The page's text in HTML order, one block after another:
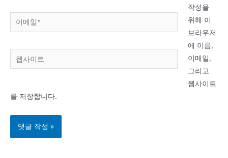
메
사
트
작성을
위해 이
브라우저
에 이름,
이메일,
그리고
웹사이트
를 저장합니다.